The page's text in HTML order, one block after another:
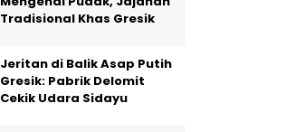
Tradisional Khas Gresik
Jeritan di Balik Asap Putih
Gresik: Pabrik Delomit
Cekik Udara Sidayu